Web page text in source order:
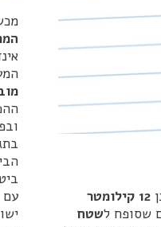
12 קילומטר
שסופח לשטח
עם